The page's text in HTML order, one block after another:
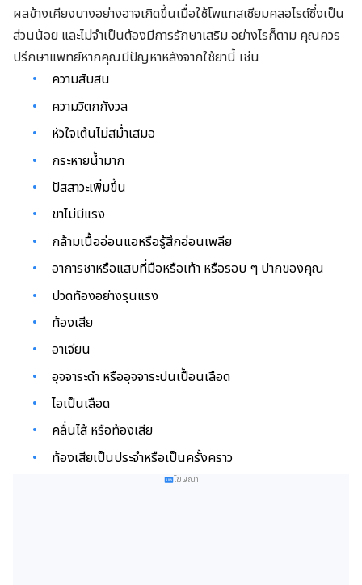
ผลข้างเคียงบางอย่างอาจเกิดขึ้นเมื่อใช้โพแทสเซียมคลอไรด์ซึ่งเป็น
ส่วนน้อย และไม่จำเป็นต้องมีการรักษาเสริม อย่างไรก็ตาม คุณควร
ปรึกษาแพทย์หากคุณมีปัญหาหลังจากใช้ยานี้ เช่น
ความสับสน
ความวิตกกังวล
หัวใจเต้นไม่สม่ำเสมอ
กระหายน้ำมาก
ปัสสาวะเพิ่มขึ้น
ขาไม่มีแรง
กล้ามเนื้ออ่อนแอหรือรู้สึกอ่อนเพลีย
อาการชาหรือแสบที่มือหรือเท้า หรือรอบ ๆ ปากของคุณ
ปวดท้องอย่างรุนแรง
ท้องเสีย
อาเจียน
อุจจาระดำ หรืออุจจาระปนเปื้อนเลือด
ไอเป็นเลือด
คลื่นไส้ หรือท้องเสีย
ท้องเสียเป็นประจำหรือเป็นครั้งคราว
โฆษณา